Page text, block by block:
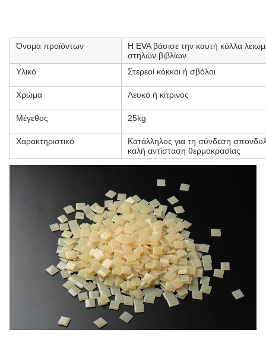
Όνομα προϊόντων
Η EVA βάσισε την καυτή κόλλα
στηλών βιβλίων
Υλικό
Στερεοί κόκκοι ή σβόλοι
Χρώμα Λευκό ή κίτρινος
Μέγεθος 25kg
Χαρακτηριστικό
Κατάλληλος για τη σύνδεση
καλή αντίσταση θερμοκρασίας